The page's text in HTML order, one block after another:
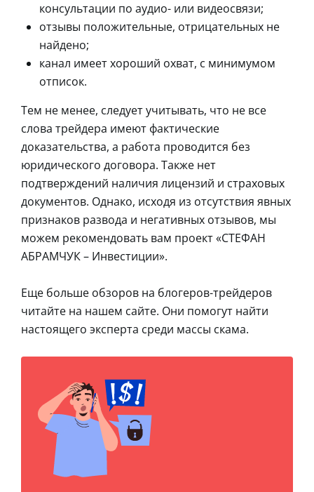
консультации по аудио- или видеосвязи;
отзывы положительные, отрицательных не
найдено;
канал имеет хороший охват, с минимумом
отписок.
Тем не менее, следует учитывать, что не все
слова трейдера имеют фактические
доказательства, а работа проводится без
юридического договора. Также нет
подтверждений наличия лицензий и страховых
документов. Однако, исходя из отсутствия явных
признаков развода и негативных отзывов, мы
можем рекомендовать вам проект «СТЕФАН
АБРАМЧУК – Инвестиции».
Еще больше обзоров на блогеров-трейдеров
читайте на нашем сайте. Они помогут найти
настоящего эксперта среди массы скама.